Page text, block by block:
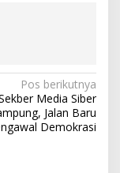
Pos berikutnya
Media Siber
Jalan Baru
Demokrasi